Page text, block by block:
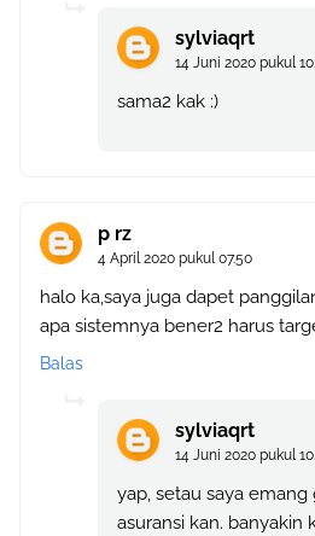
sylviaqrt
14 Juni 2020 pukul
sama2 kak :)
p rz
4 April 2020 pukul 07.50
halo ka,saya juga dapet
apa sistemnya bener2 harus
Balas
sylviaqrt
14 Juni 2020 pukul
yap, setau saya emang
asuransi kan. banyakin